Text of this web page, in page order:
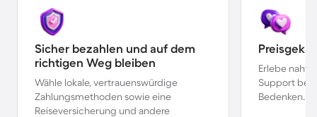
Sicher bezahlen und auf dem
richtigen Weg bleiben
Wähle lokale, vertrauenswürdige
Zahlungsmethoden sowie eine
Reiseversicherung und andere
Erlebe
Support bei
Bedenken.